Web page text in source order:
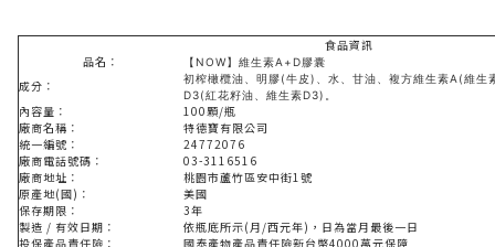
食品資訊
品名：
【NOW】維生素A+D膠囊
成分：
初榨橄欖油、明膠(牛皮)、水、甘油、複方維生素A(維生
D3(紅花籽油、維生素D3)。
內容量：
100顆/瓶
廠商名稱：
特德寶有限公司
統一編號：
24772076
廠商電話號碼：
03-3116516
廠商地址：
桃園市蘆竹區安中街1號
原產地(國)：
美國
保存期限：
3年
製造 / 有效日期：
依瓶底所示(月/西元年)，日為當月最後一日
投保產品責任險：
國泰產物產品責任險新台幣4000萬元保障